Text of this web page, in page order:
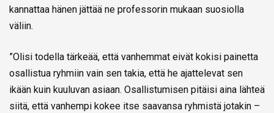
kannattaa hänen jättää ne professorin mukaan suosiolla
väliin.
”Olisi todella tärkeää, että vanhemmat eivät kokisi painetta
osallistua ryhmiin vain sen takia, että he ajattelevat sen
ikään kuin kuuluvan asiaan. Osallistumisen pitäisi aina lähteä
siitä, että vanhempi kokee itse saavansa ryhmistä jotakin –